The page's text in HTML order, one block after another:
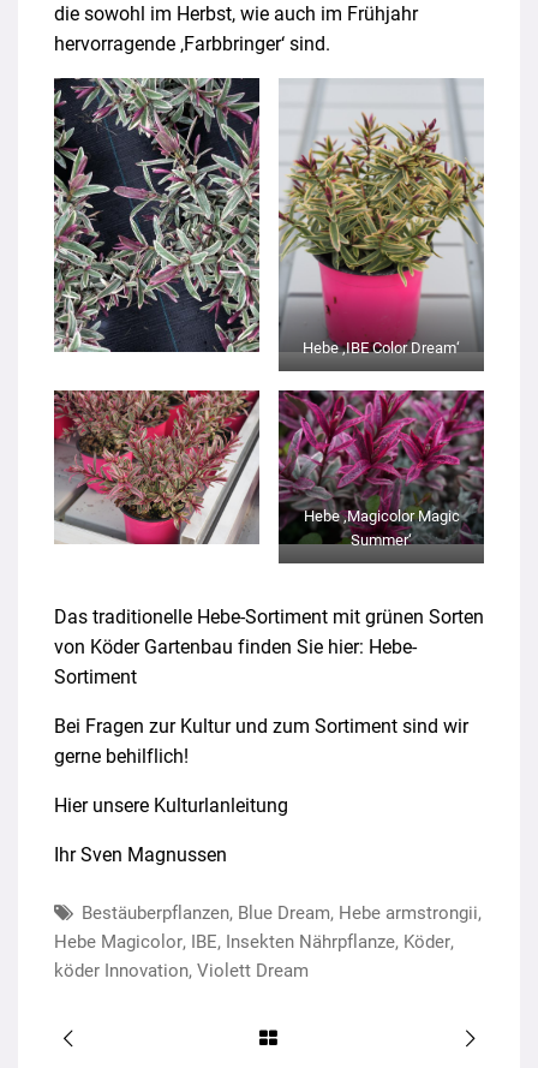
die sowohl im Herbst, wie auch im Frühjahr
hervorragende ‚Farbbringer‘ sind.
Hebe ‚IBE Color Dream‘
Hebe ‚Magicolor Magic
Summer‘
Das traditionelle Hebe-Sortiment mit grünen Sorten
von Köder Gartenbau finden Sie hier: Hebe-
Sortiment
Bei Fragen zur Kultur und zum Sortiment sind wir
gerne behilflich!
Hier unsere Kulturlanleitung
Ihr Sven Magnussen
Bestäuberpflanzen, Blue Dream, Hebe armstrongii,
Hebe Magicolor, IBE, Insekten Nährpflanze, Köder,
köder Innovation, Violett Dream